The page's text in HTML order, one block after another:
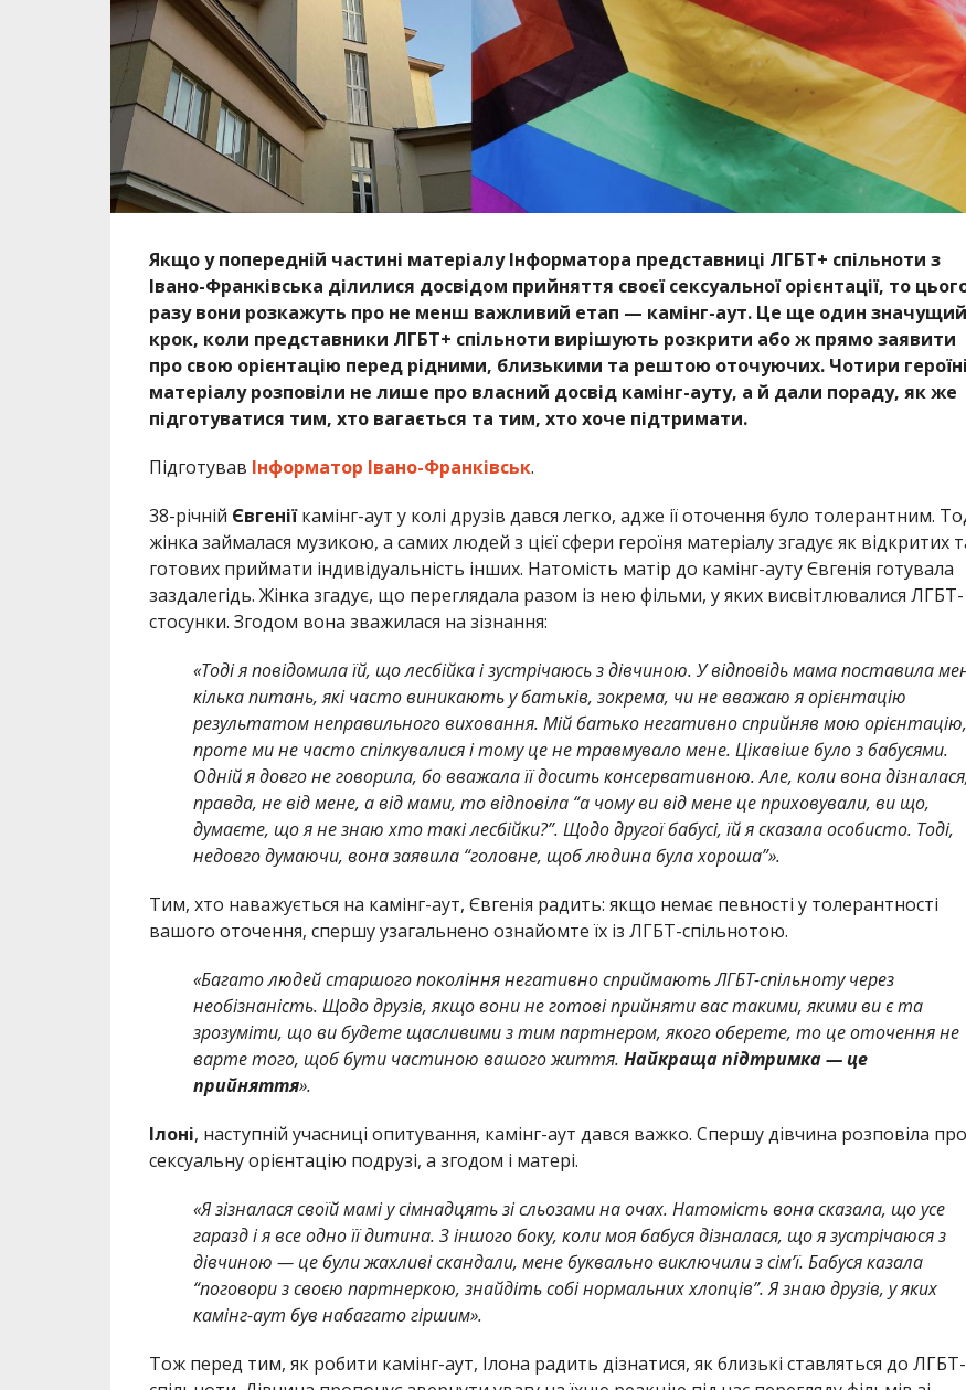
Якщо у попередній частині матеріалу Інформатора представниці ЛГБТ+ спільноти з
Івано-Франківська ділилися досвідом прийняття своєї сексуальної орієнтації, то
разу вони розкажуть про не менш важливий етап — камінг-аут. Це ще один значущий
крок, коли представники ЛГБТ+ спільноти вирішують розкрити або ж прямо заявити
про свою орієнтацію перед рідними, близькими та рештою оточуючих. Чотири героїні
матеріалу розповіли не лише про власний досвід камінг-ауту, а й дали пораду, як же
підготуватися тим, хто вагається та тим, хто хоче підтримати.
Підготував Інформатор Івано-Франківськ.
38-річній Євгеніїкамінг-аут у колі друзів дався легко, адже ії оточення було толерантним.
жінка займалася музикою, а самих людей з цієї сфери героїня матеріалу згадує як відкритих
готових приймати індивідуальність інших. Натомість матір до камінг-ауту Євгенія готувала
заздалегідь. Жінка згадує, що переглядала разом із нею фільми, у яких висвітлювалися ЛГБТ-
стосунки. Згодом вона зважилася на зізнання:
«Тоді я повідомила їй, що лесбійка і зустрічаюсь з дівчиною. У відповідь мама поставила
кілька питань, які часто виникають у батьків, зокрема, чи не вважаю я орієнтацію
результатом неправильного виховання. Мій батько негативно сприйняв мою орієнтацію,
проте ми не часто спілкувалися і тому це не травмувало мене. Цікавіше було з бабусями.
Одній я довго не говорила, бо вважала її досить консервативною. Але, коли вона
правда, не від мене, а від мами, то відповіла “а чому ви від мене це приховували, ви що,
думаєте, що я не знаю хто такі лесбійки?”. Щодо другої бабусі, їй я сказала особисто. Тоді,
недовго думаючи, вона заявила “головне, щоб людина була хороша”».
Тим, хто наважується на камінг-аут, Євгенія радить: якщо немає певності у толерантності
вашого оточення, спершу узагальнено ознайомте їх із ЛГБТ-спільнотою.
«Багато людей старшого покоління негативно сприймають ЛГБТ-спільноту через
необізнаність. Щодо друзів, якщо вони не готові прийняти вас такими, якими ви є та
зрозуміти, що ви будете щасливими з тим партнером, якого оберете, то це оточення не
варте того, щоб бути частиною вашого життя. Найкраща підтримка — це
прийняття».
Ілоні, наступній учасниці опитування, камінг-аут дався важко. Спершу дівчина розповіла про
сексуальну орієнтацію подрузі, а згодом і матері.
«Я зізналася своїй мамі у сімнадцять зі сльозами на очах. Натомість вона сказала, що усе
гаразд і я все одно її дитина. З іншого боку, коли моя бабуся дізналася, що я зустрічаюся з
дівчиною — це були жахливі скандали, мене буквально виключили з сім’ї. Бабуся казала
“поговори з своєю партнеркою, знайдіть собі нормальних хлопців”. Я знаю друзів, у яких
камінг-аут був набагато гіршим».
Тож перед тим, як робити камінг-аут, Ілона радить дізнатися, як близькі ставляться до ЛГБТ-